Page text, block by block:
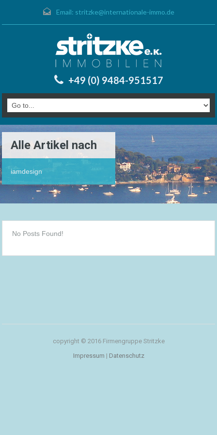
Email: stritzke@internationale-immo.de
+49 (0) 9484-951517
Alle Artikel nach
iamdesign
No Posts Found!
copyright © 2016 Firmengruppe Stritzke
Impressum | Datenschutz